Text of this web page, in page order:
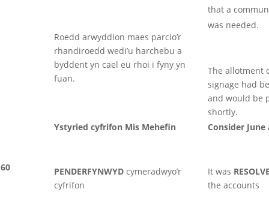
Roedd arwyddion maes parcio’r
rhandiroedd wedi’u harchebu a
byddent yn cael eu rhoi i fyny yn
fuan.
that a
was needed.
The allotment
signage had
and would be
shortly.
60
Ystyried cyfrifon Mis Mehefin
PENDERFYNWYD cymeradwyo’r
cyfrifon
Consider June
It was
the accounts